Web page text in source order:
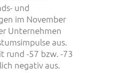
und
im November
Unternehmen
aus.
rund -57 bzw. -73
negativ aus.